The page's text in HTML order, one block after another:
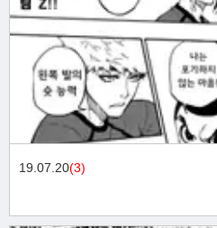
19.07.20(3)